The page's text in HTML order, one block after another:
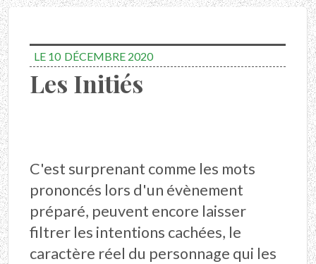
LE 10 DÉCEMBRE 2020
Les Initiés
C'est surprenant comme les mots
prononcés lors d'un évènement
préparé, peuvent encore laisser
filtrer les intentions cachées, le
caractère réel du personnage qui les